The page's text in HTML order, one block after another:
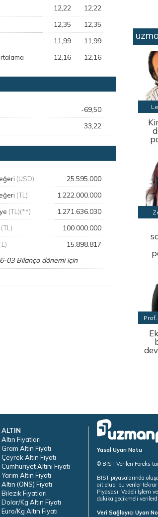
12,22 12,22
12,35 12,35
11,99 11,99
12,16 12,16
-69,50
33,22
(USD) 25.595.000
(TL) 1.222.000.000
(TL)(**) 1.271.636.030
(TL) 100.000.000
15.898.817
03 Bilanço dönemi için
ALTIN
Altın Fiyatları
Gram Altın Fiyatı
Çeyrek Altın Fiyatı
Cumhuriyet Altını Fiyatı
Yarım Altın Fiyatı
Altın (ONS) Fiyatı
Bilezik Fiyatları
Dolar/Kg Altın Fiyatı
Euro/Kg Altın Fiyatı
Yasal Uyarı Notu
© BİST Verileri Foreks
BIST piyasalarında
ait olup, bu veriler
Piyasası, Vadeli İşlem
dakika gecikmeli
Veri Sağlayıcı Uyarı